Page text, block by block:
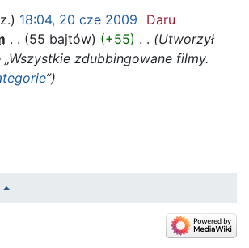
18:04, 20 cze 2009
Daru
55 bajtów +55
Utworzył
zdubbingowane filmy.
”